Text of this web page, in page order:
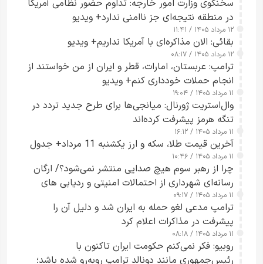
سخنگوی وزارت امور خارجه: تداوم حضور نظامی آمریکا
در منطقه نتیجه‌ای جز ناامنی ندارد+ ویدیو
۱۲ مرداد ۱۴۰۵ / ۱۱:۴۱
بقائی: الان مذاکره‌ای با آمریکا نداریم+ ویدیو
۱۲ مرداد ۱۴۰۵ / ۰۸:۱۷
ترامپ: عربستان، امارات، قطر و ایران از من خواستند از
انجام حملات خودداری کنم+ ویدیو
۱۱ مرداد ۱۴۰۵ / ۱۹:۰۴
وال‌استریت ژورنال: میانجی‌ها برای طرح جدید تردد در
تنگه هرمز پیشرفت کرده‌اند
۱۱ مرداد ۱۴۰۵ / ۱۶:۱۲
آخرین قیمت طلا، سکه و ارز یکشنبه 11 مرداد+ جدول
۱۱ مرداد ۱۴۰۵ / ۱۰:۴۶
چرا از رهبر سوم هیچ صدایی منتشر نمی‌شود؟/ ارگان
رسانه‌ای شهرداری از احتمالات امنیتی و ردیابی های
جاسوسی گفت
۱۱ مرداد ۱۴۰۵ / ۰۹:۱۷
ترامپ مدعی لغو حمله به ایران شد و دلیل آن را
پیشرفت در مذاکرات اعلام کرد
۱۱ مرداد ۱۴۰۵ / ۰۸:۱۸
روبیو: فکر نمی‌کنم حکومت ایران تاکنون با
رئیس‌جمهوری مانند دونالد ترامپ روبه‌رو شده باشد؛